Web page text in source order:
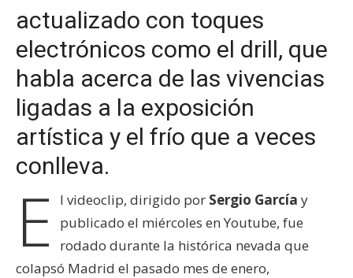
actualizado con toques
electrónicos como el drill, que
habla acerca de las vivencias
ligadas a la exposición
artística y el frío que a veces
conlleva.
E l videoclip, dirigido por Sergio García y
publicado el miércoles en Youtube, fue
rodado durante la histórica nevada que
colapsó Madrid el pasado mes de enero,